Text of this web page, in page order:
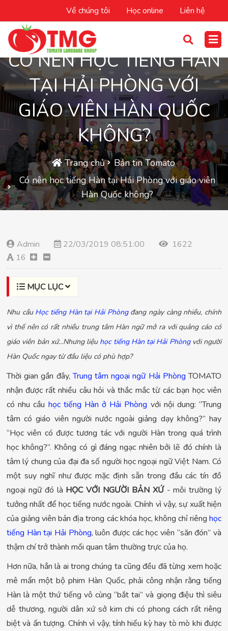
Về chúng tôi Học online Liên hệ
CÓ NÊN HỌC TIẾNG HÀN
TẠI HẢI PHÒNG VỚI
GIÁO VIÊN HÀN QUỐC
KHÔNG?
Trang chủ
Bản tin Tomato
Có nên học tiếng Hàn tại Hải Phòng với giáo viên
Hàn Quốc không?
Admin 22/03/2019 08:51:00
1622
16
MỤC LỤC
Nhu cầu Học tiếng Hàn tại Hải Phòngđang ngày càng nhiều, chính
vì thế nên có rất nhiều trung tâm Hàn ngữ mở ra với quảng cáo có
giáo viên bản xứ...Nhưng liệu học tiếng Hàn tại Hải Phòngvới người
Hàn Quốc ngay từ đầu liệu có phù hợp?
Thời gian gần đây,Trung tâm ngoại ngữ Hải Phòng TOMATO
nhận được rất nhiều câu hỏi và thắc mắc từ các bạn học viên
có nhu cầu học tiếng Hàn ở Hải Phòng với nội dung: “Trung
tâm có giáo viên người nước ngoài giảng dạy không?” hay
“Học viên có được tương tác với người Hàn trong quá trình
học không?”. Không có gì đáng ngạc nhiên bởi lẽ đó chính là
tâm lý chung của đại đa số người học ngoại ngữ Việt Nam. Có
một suy nghĩ như được mặc định sẵn trong đầu các tín đồ
ngoại ngữ đó là HỌC VỚI NGƯỜI BẢN XỨ- môi trường lý
tưởng nhất để học tiếng nước ngoài. Chính vì vậy, sự xuất hiện
của giảng viên bản địa trong các khóa học, không chỉ riêng học
tiếng Hàn tại Hải Phòng, luôn được các học viên “săn đón” và
thậm chí trở thành mối quan tâm thường trực của họ.
Hơn nữa, hẳn là ai trong chúng ta cũng đều đã từng xem hoặc
mê mẩn một bộ phim Hàn Quốc, phải công nhận rằng tiếng
Hàn là một thứ tiếng vô cùng “bắt tai” và giọng điệu thì siêu
dễ thương, người dân xứ sở kim chi có phong cách rất riêng
biệt và ấn tượng. Chính vì vậy, tính hiếu kỳ hay tò mò khi được